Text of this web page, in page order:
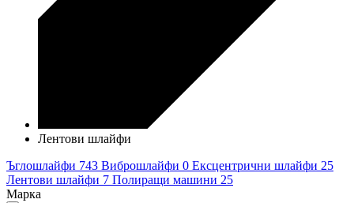
Лентови шлайфи
Ъглошлайфи 743 Виброшлайфи 0 Ексцентрични шлайфи 25
Лентови шлайфи 7 Полиращи машини 25
Марка